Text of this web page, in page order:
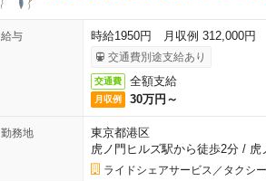
給与 時給1950円 月収例 312,000円
交通費別途支給あり
交通費 全額支給
月収例 30万円～
勤務地
東京都港区
虎ノ門ヒルズ駅から徒歩2分/ 虎
ライドシェアサービス／タクシ